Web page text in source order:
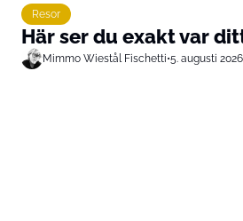
Resor
Här ser du exakt var
Mimmo Wiestål Fischetti•5. augusti 2026